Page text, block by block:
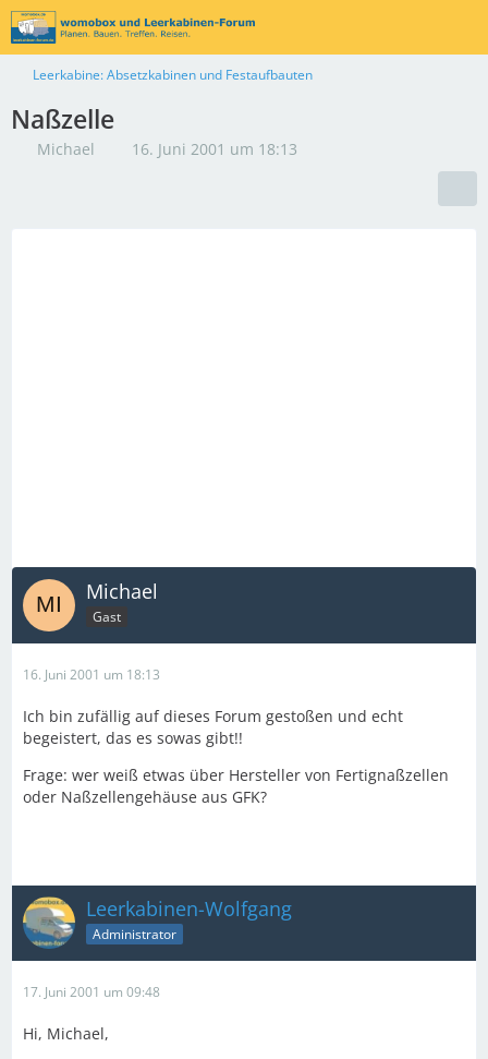
Leerkabine: Absetzkabinen und Festaufbauten
Naßzelle
Michael 16. Juni 2001 um 18:13
Michael
Gast
16. Juni 2001 um 18:13
Ich bin zufällig auf dieses Forum gestoßen und echt
begeistert, das es sowas gibt!!
Frage: wer weiß etwas über Hersteller von Fertignaßzellen
oder Naßzellengehäuse aus GFK?
Leerkabinen-Wolfgang
Administrator
17. Juni 2001 um 09:48
Hi, Michael,